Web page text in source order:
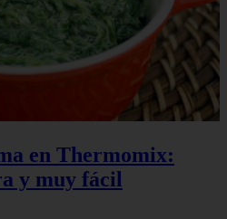
en Thermomix:
y muy fácil